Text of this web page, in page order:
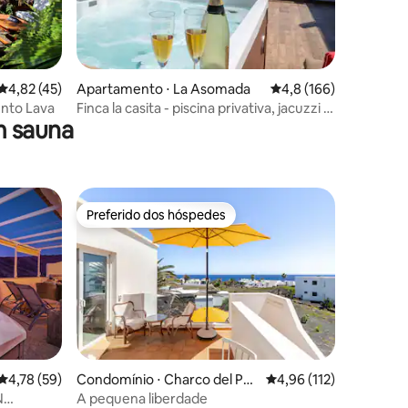
de uma avaliação média de 5, 45 avaliações
4,82 (45)
Lava
Apartamento ⋅ La Asomada 4,8 de uma avaliação
4,8 (166)
Finca la casita - piscina privativa, jacuzzi e
sauna
de uma avaliação média de 5, 59 avaliações
4,78 (59)
Preferido dos hóspedes
Preferido dos hóspedes
Condomínio ⋅ Charco del Pal
o
4,96 de uma avaliação
4,96 (112)
A pequena liberdade